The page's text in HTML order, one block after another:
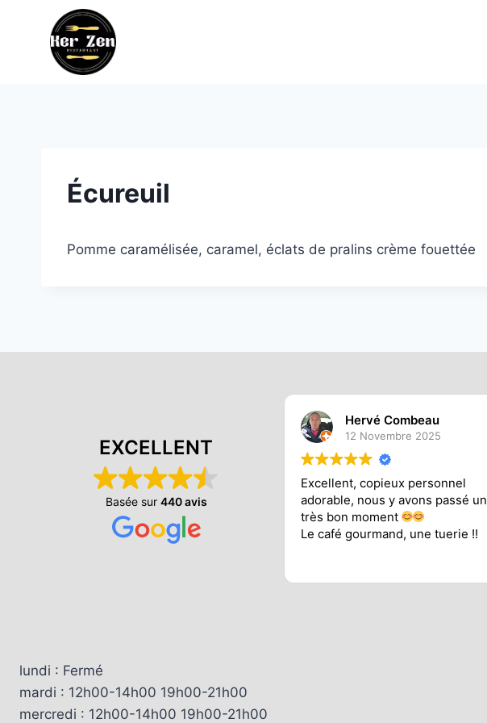
contenu
Écureuil
Pomme caramélisée, caramel, éclats de pralins crème fouettée
EXCELLENT
Basée sur 440 avis
Hervé Combeau
12 Novembre 2025
Excellent, copieux personnel
adorable, nous y avons passé un
très bon moment
Le café gourmand, une tuerie !!
lundi : Fermé
mardi : 12h00-14h00 19h00-21h00
mercredi : 12h00-14h00 19h00-21h00